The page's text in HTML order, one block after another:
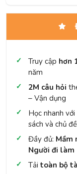
Truy cập hơn
năm
2M câu hỏi
– Vận dụng
Học nhanh với
sách và chủ đề
Đầy đủ: Mầm
Người đi làm
Tải toàn bộ